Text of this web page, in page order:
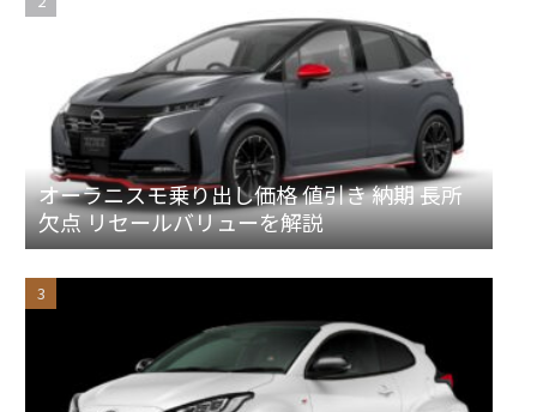
オーラニスモ乗り出し価格 値引き 納期 長所
欠点 リセールバリューを解説